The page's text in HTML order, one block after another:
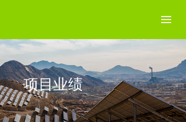
项目业绩